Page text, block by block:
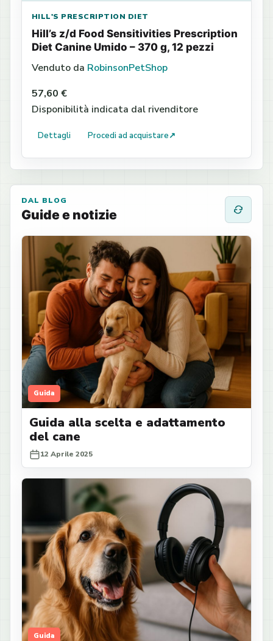
HILL'S PRESCRIPTION DIET
Hill’s z/d Food Sensitivities Prescription
Diet Canine Umido – 370 g, 12 pezzi
Venduto da RobinsonPetShop
57,60 €
Disponibilità indicata dal rivenditore
Dettagli Procedi ad acquistare↗
DAL BLOG
Guide e notizie
Guida
Guida alla scelta e adattamento
del cane
12 Aprile 2025
Guida